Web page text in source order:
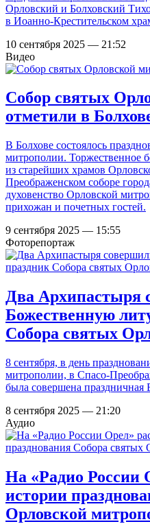
Орловский и Болховский
в Иоанно-Крестительском
10 сентября 2025 — 21:52
Видео
Собор святых
отметили в
В Болхове состоялось
митрополии. Торжественное
из старейших храмов
Преображенском соборе
духовенство Орловской
прихожан и почетных гостей.
9 сентября 2025 — 15:55
Фоторепортаж
Два Архипастыря
Божественную
Собора святых
8 сентября, в день
митрополии, в Спасо-
была совершена праздничная
8 сентября 2025 — 21:20
Аудио
На «Радио России
истории
Орловской